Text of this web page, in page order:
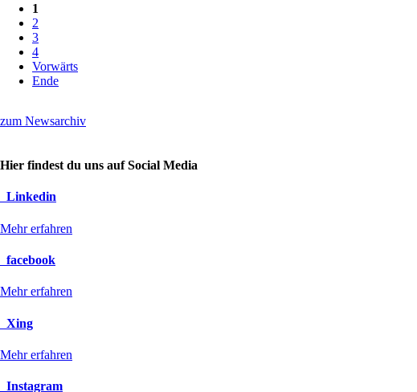
1
2
3
4
Vorwärts
Ende
zum Newsarchiv
Hier findest du uns auf Social Media
Linkedin
Mehr erfahren
facebook
Mehr erfahren
Xing
Mehr erfahren
Instagram